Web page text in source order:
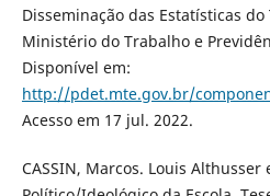
Disseminação das Estatísticas do
Ministério do Trabalho e
Disponível em:
http://pdet.mte.gov.br/
Acesso em 17 jul. 2022.
CASSIN, Marcos. Louis Althusser